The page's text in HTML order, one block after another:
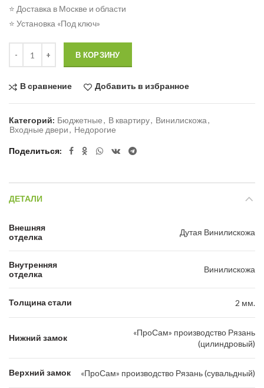
⭐ Доставка в Москве и области
⭐ Установка «Под ключ»
В КОРЗИНУ
В сравнение Добавить в избранное
Категорий: Бюджетные, В квартиру, Винилискожа,
Входные двери, Недорогие
Поделиться
ДЕТАЛИ
Внешняя
отделка
Дутая Винилискожа
Внутренняя
отделка
Винилискожа
Толщина стали 2 мм.
Нижний замок
«ПроСам» производство Рязань
(цилиндровый)
Верхний замок «ПроСам» производство Рязань (сувальдный)